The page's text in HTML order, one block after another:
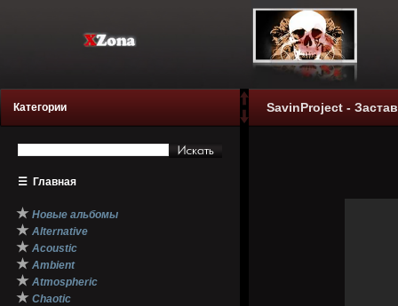
Категории
☰ Главная
★ Новые альбомы
★ Alternative
★ Acoustic
★ Ambient
★ Atmospheric
★ Chaotic
SavinProject -